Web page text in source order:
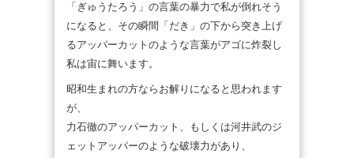
「ぎゅうたろう」の言葉の暴力で私が倒れそう
になると、その瞬間「だき」の下から突き上げ
るアッパーカットのような言葉がアゴに炸裂し
私は宙に舞います。
昭和生まれの方ならお解りになると思われます
が、
力石徹のアッパーカット、もしくは河井武のジ
ェットアッパーのような破壊力があり、